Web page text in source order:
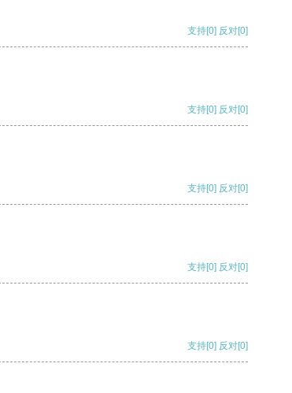
支持[0] 反对[0]
支持[0] 反对[0]
支持[0] 反对[0]
支持[0] 反对[0]
支持[0] 反对[0]